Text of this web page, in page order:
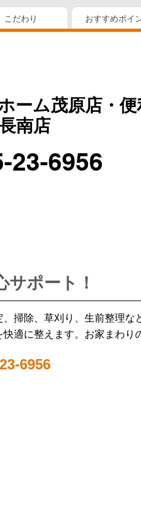
こだわり おすすめポイ
ーム茂原店・便
南店
23-6956
サポート！
掃除、草刈り、生前整理
適に整えます。お家まわ
6956